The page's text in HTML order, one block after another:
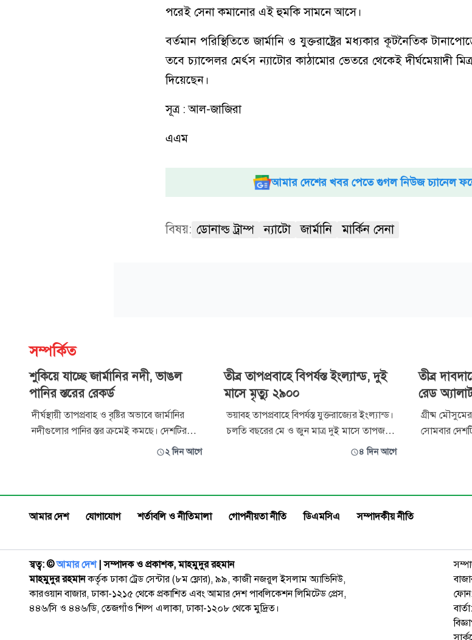
পরেই সেনা কমানোর এই হুমকি সামনে আসে।
বর্তমান পরিস্থিতিতে জার্মানি ও যুক্তরাষ্ট্রের মধ্যকার কূটনৈতিক
তবে চ্যান্সেলর মের্ৎস ন্যাটোর কাঠামোর ভেতরে থেকেই দীর্ঘমেয়াদী
দিয়েছেন।
সূত্র : আল-জাজিরা
এএম
আমার দেশের খবর পেতে গুগল নিউজ চ্যানেল
বিষয়: ডোনাল্ড ট্রাম্প ন্যাটো জার্মানি মার্কিন সেনা
সম্পর্কিত
শুকিয়ে যাচ্ছে জার্মানির নদী, ভাঙল
পানির স্তরের রেকর্ড
দীর্ঘস্থায়ী তাপপ্রবাহ ও বৃষ্টির অভাবে জার্মানির
নদীগুলোর পানির স্তর ক্রমেই কমছে। দেশটির
অনেক নদীতে নতুন নতুন রেকর্ড সর্বনিম্ন পানির স্তর
অঞ্চলের নদীতে পানির স্তর আশঙ্কাজনকভাবে কমে
গেছে। প্রায় প্রতিদিনই
২ দিন আগে
তীব্র তাপপ্রবাহে বিপর্যস্ত ইংল্যান্ড, দুই
মাসে মৃত্যু ২৯০০
ভয়াবহ তাপপ্রবাহে বিপর্যস্ত যুক্তরাজ্যের ইংল্যান্ড।
চলতি বছরের মে ও জুন মাত্র দুই মাসে তাপজনিত
কারণে প্রায় ২ হাজার ৯০০ মানুষের মৃত্যু হয়েছে।
মৃত্যুর রেকর্ডও ছাড়িয়ে যেতে পারে। ইংল্যান্ডের
স্বাস্থ্য সুরক্ষা
৪ দিন আগে
তীব্র
রেড
গ্রীষ্ম
সোমবার
অ্যালার্ট’
রোববারের
আমার দেশ যোগাযোগ শর্তাবলি ও নীতিমালা গোপনীয়তা নীতি ডিএমসিএ সম্পাদকীয় নীতি
স্বত্ব: ©️আমার দেশ| সম্পাদক ও প্রকাশক, মাহমুদুর রহমান
মাহমুদুর রহমানকর্তৃক ঢাকা ট্রেড সেন্টার (৮ম ফ্লোর), ৯৯, কাজী নজরুল ইসলাম অ্যাভিনিউ,
কারওয়ান বাজার, ঢাকা-১২১৫ থেকে প্রকাশিত এবং আমার দেশ পাবলিকেশন লিমিটেড প্রেস,
৪৪৬/সি ও ৪৪৬/ডি, তেজগাঁও শিল্প এলাকা, ঢাকা-১২০৮ থেকে মুদ্রিত।